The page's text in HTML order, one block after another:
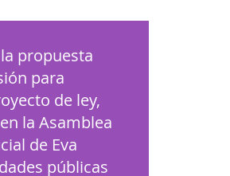
propuesta
para
de ley,
la Asamblea
de Eva
públicas